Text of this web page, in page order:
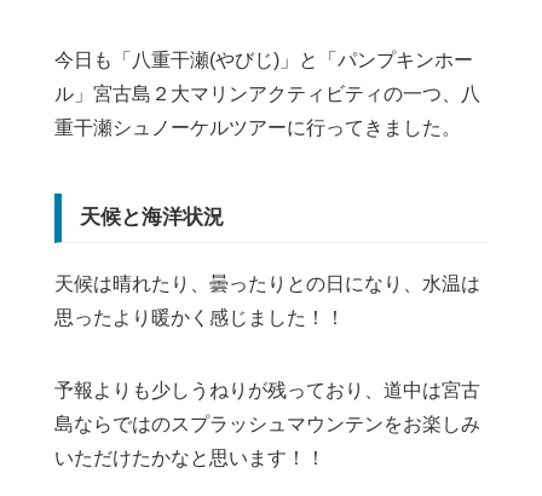
今日も「八重干瀬(やびじ)」と「パンプキンホー
ル」宮古島２大マリンアクティビティの一つ、八
重干瀬シュノーケルツアーに行ってきました。
天候と海洋状況
天候は晴れたり、曇ったりとの日になり、水温は
思ったより暖かく感じました！！
予報よりも少しうねりが残っており、道中は宮古
島ならではのスプラッシュマウンテンをお楽しみ
いただけたかなと思います！！